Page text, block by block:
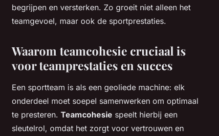
begrijpen en versterken. Zo groeit niet alleen het
teamgevoel, maar ook de sportprestaties.
Waarom teamcohesie cruciaal is
voor teamprestaties en succes
Een sportteam is als een geoliede machine: elk
onderdeel moet soepel samenwerken om optimaal
te presteren. Teamcohesie speelt hierbij een
sleutelrol, omdat het zorgt voor vertrouwen en